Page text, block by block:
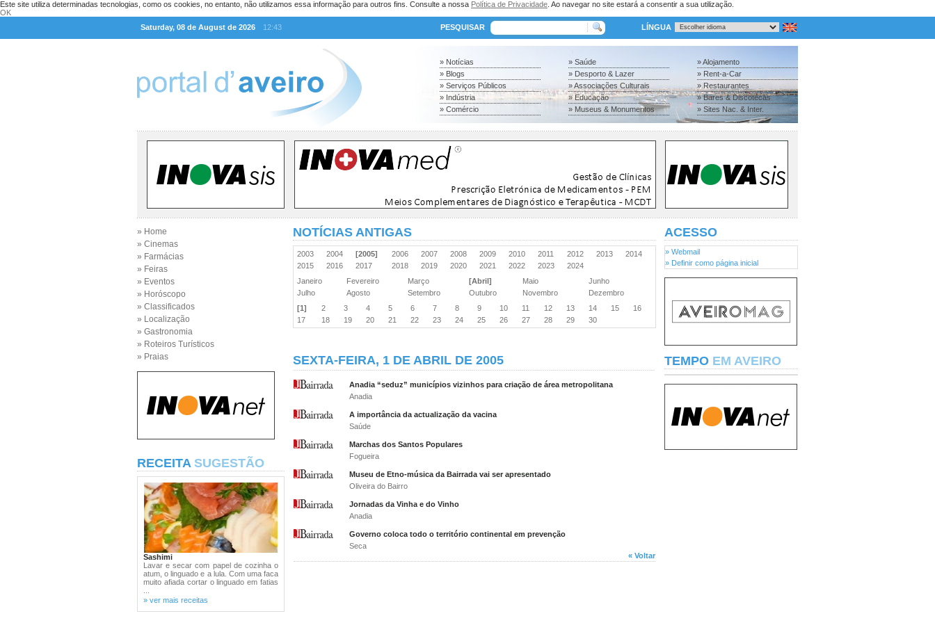
Este site utiliza determinadas tecnologias, como os cookies, no entanto, não utilizamos essa informação para outros fins. Consulte a nossa Política de Privacidade . Ao navegar no site estará a consentir a sua utilização.
OK
Saturday, 08 de August de 2026
12:43 PESQUISAR LÍNGUA
» Notícias
» Blogs
» Serviços Públicos
» Indústria
» Comércio
» Saúde
» Desporto & Lazer
» Associações Culturais
» Educação
» Museus & Monumentos
» Alojamento
» Rent-a-Car
» Restaurantes
» Bares & Discotecas
» Sites Nac. & Inter.
» Home
» Cinemas
» Farmácias
» Feiras
» Eventos
» Horóscopo
» Classificados
» Localização
» Gastronomia
» Roteiros Turísticos
» Praias
RECEITA SUGESTÃO
Sashimi
Lavar e secar com papel de cozinha o
atum, o linguado e a lula. Com uma faca
muito afiada cortar o linguado em fatias
» ver mais receitas
NOTÍCIAS ANTIGAS
2003 2004 [2005] 2006 2007 2008 2009 2010 2011 2012 2013
2014
2015
2016 2017 2018 2019 2020 2021 2022 2023
2024
Janeiro
Fevereiro Março [Abril] Maio
Junho
Julho
Agosto Setembro Outubro Novembro
Dezembro
[1]
2 3 4 5 6 7 8 9 10 11 12 13 14 15
16
17
18 19 20 21 22 23 24 25 26 27 28 29 30
SEXTA-FEIRA, 1 DE ABRIL DE 2005
Anadia “seduz” municípios vizinhos para criação de área metropolitana
Anadia
A importância da actualização da vacina
Saúde
Marchas dos Santos Populares
Fogueira
Museu de Etno-música da Bairrada vai ser apresentado
Oliveira do Bairro
Jornadas da Vinha e do Vinho
Anadia
Governo coloca todo o território continental em prevenção
Seca
« Voltar
ACESSO
» Webmail
» Definir como página inicial
TEMPO EM AVEIRO